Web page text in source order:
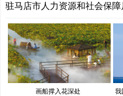
驻马店市人力资源和社会保
画船撑入花深处
我